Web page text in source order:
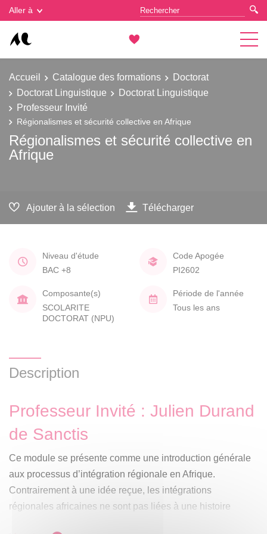
Aller à
Accueil Catalogue des formations
Doctorat
Doctorat Linguistique
Doctorat Linguistique
Professeur Invité
Régionalismes et sécurité collective en Afrique
Régionalismes et sécurité collective en
Afrique
Ajouter à la sélection Télécharger
Niveau d'étude
BAC +8
Code Apogée
PI2602
Composante(s)
SCOLARITE
DOCTORAT (NPU)
Période de l'année
Tous les ans
Description
Professeur Invité : Julien Durand
de Sanctis
Ce module se présente comme une introduction générale
aux processus d’intégration régionale en Afrique.
Contrairement à une idée reçue, les intégrations
régionales africaines ne sont pas liées à une histoire
Gestion des cookies